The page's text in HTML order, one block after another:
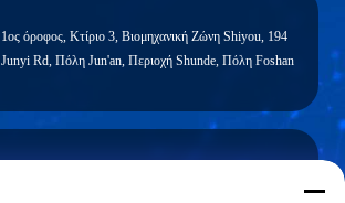
1ος όροφος, Κτίριο 3, Βιομηχανική Ζώνη Shiyou, 194
Junyi Rd, Πόλη Jun'an, Περιοχή Shunde, Πόλη Foshan